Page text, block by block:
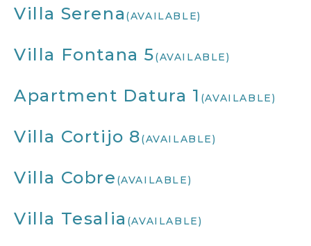
Villa Serena (AVAILABLE)
Villa Fontana 5(AVAILABLE)
Apartment Datura 1 (AVAILABLE)
Villa Cortijo 8(AVAILABLE)
Villa Cobre (AVAILABLE)
Villa Tesalia (AVAILABLE)